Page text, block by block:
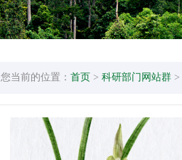
您当前的位置： 首页 > 科研部门网站群 >